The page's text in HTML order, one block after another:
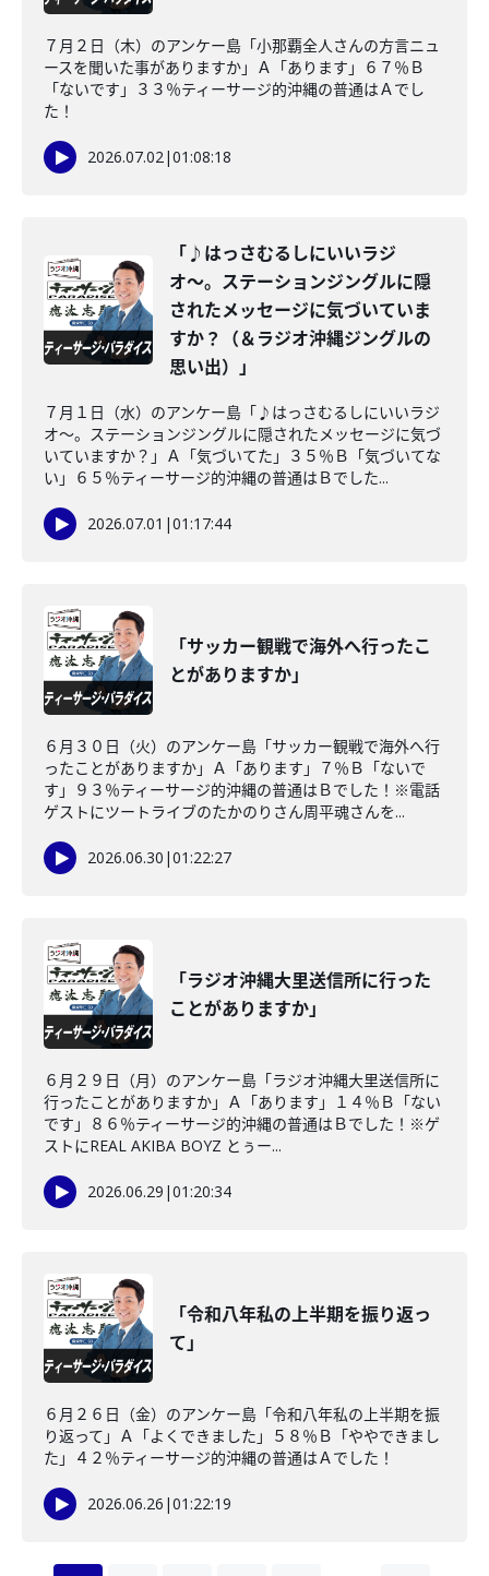
７月２日（木）のアンケー島「小那覇全人さんの方言ニュ
ースを聞いた事がありますか」Ａ「あります」６７％Ｂ
「ないです」３３％ティーサージ的沖縄の普通はＡでし
た！
2026.07.02|01:08:18
「♪はっさむるしにいいラジ
オ〜。ステーションジングルに隠
されたメッセージに気づいていま
すか？（＆ラジオ沖縄ジングルの
思い出）」
７月１日（水）のアンケー島「♪はっさむるしにいいラジ
オ〜。ステーションジングルに隠されたメッセージに気づ
いていますか？」Ａ「気づいてた」３５％Ｂ「気づいてな
い」６５％ティーサージ的沖縄の普通はＢでした...
2026.07.01 |01:17:44
「サッカー観戦で海外へ行ったこ
とがありますか」
６月３０日（火）のアンケー島「サッカー観戦で海外へ行
ったことがありますか」Ａ「あります」７％Ｂ「ないで
す」９３％ティーサージ的沖縄の普通はＢでした！※電話
ゲストにツートライブのたかのりさん周平魂さんを...
2026.06.30 |01:22:27
「ラジオ沖縄大里送信所に行った
ことがありますか」
６月２９日（月）のアンケー島「ラジオ沖縄大里送信所に
行ったことがありますか」Ａ「あります」１４％Ｂ「ない
です」８６％ティーサージ的沖縄の普通はＢでした！※ゲ
ストにREAL AKIBA BOYZ とぅー...
2026.06.29 |01:20:34
「令和八年私の上半期を振り返っ
て」
６月２６日（金）のアンケー島「令和八年私の上半期を振
り返って」Ａ「よくできました」５８％Ｂ「ややできまし
た」４２％ティーサージ的沖縄の普通はＡでした！
2026.06.26 |01:22:19